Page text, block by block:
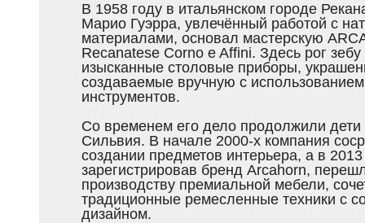
В 1958 году в итальянском городе
Марио Гуэрра, увлечённый работой с
материалами, основал мастерскую
Recanatese Corno e Affini. Здесь рог
изысканные столовые приборы,
создаваемые вручную с
инструментов.
Со временем его дело продолжили
Сильвия. В начале 2000-х компания
создании предметов интерьера, а в 2013
зарегистрировав бренд Arcahorn,
производству премиальной мебели,
традиционные ремесленные техники с
дизайном.